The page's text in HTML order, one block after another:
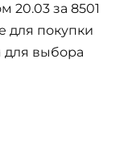
20.03 за 8501
для покупки
для выбора